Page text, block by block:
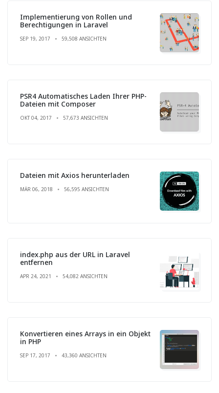
Implementierung von Rollen und
Berechtigungen in Laravel
SEP 19, 2017 59,508 ANSICHTEN
PSR4 Automatisches Laden Ihrer PHP-
Dateien mit Composer
OKT 04, 2017 57,673 ANSICHTEN
Dateien mit Axios herunterladen
MÄR 06, 2018 56,595 ANSICHTEN
index.php aus der URL in Laravel
entfernen
APR 24, 2021 54,082 ANSICHTEN
Konvertieren eines Arrays in ein Objekt
in PHP
SEP 17, 2017 43,360 ANSICHTEN